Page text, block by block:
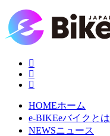
HOMEホーム
e-BIKEeバイクとは
NEWSニュース